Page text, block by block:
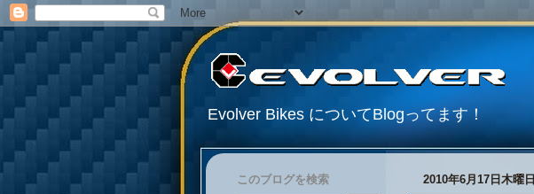
Evolver Bikes についてBlogってます！
2010年6月17日木曜日
このブログを検索